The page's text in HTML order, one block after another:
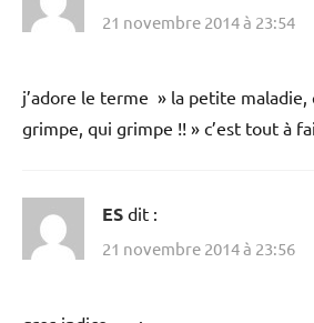
21 novembre 2014 à 23:54
j’adore le terme » la petite maladie,
grimpe, qui grimpe !! » c’est tout à
ES dit :
21 novembre 2014 à 23:56